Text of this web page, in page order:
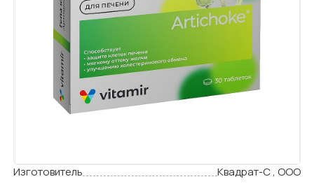
Изготовитель Квадрат-С , ООО